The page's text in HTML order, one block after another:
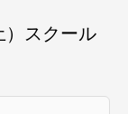
）スクール